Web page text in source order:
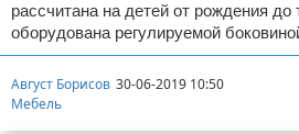
рассчитана на детей от рождения до
оборудована регулируемой
Август Борисов 30-06-2019 10:50
Мебель